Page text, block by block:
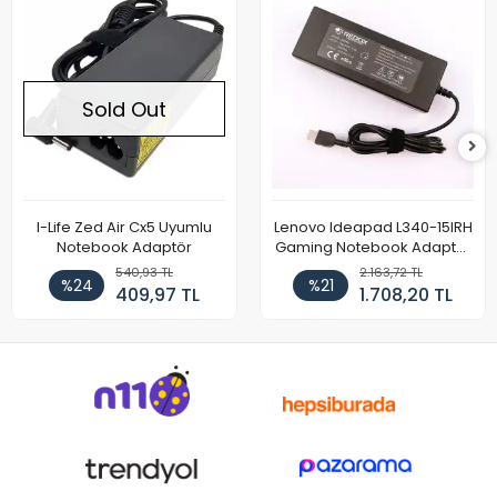
Sold Out
I-Life Zed Air Cx5 Uyumlu
Notebook Adaptör
%24
540,93 TL
409,97 TL
Lenovo Ideapad L340-15IRH
Gaming Notebook Adaptör
Cihazı Şarj Aleti (150W)
%21
2.163,72 TL
1.708,20 TL